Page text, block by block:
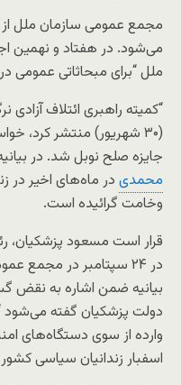
می‌شود. در هفتاد و نهمین
ملل “برای مبحاثاتی عمومی
(۳۰ شهریور) منتشر کرد،
جایزه صلح نوبل شد. در
محمدی در ماه‌های اخیر در
وخامت گرائیده است.
قرار است مسعود پزشکیان،
در ۲۴ سپتامبر در
بیانیه ضمن اشاره به نقض‌
دولت پزشکیان گفته
وارده از سوی دستگاه‌های
اسفبار زندانیان سیاسی